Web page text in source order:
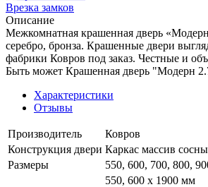
Врезка замков
Описание
Межкомнатная крашенная дверь
серебро, бронза. Крашенные двери
фабрики Ковров под заказ. Честные и
Быть может Крашенная дверь "Модерн
Характеристики
Отзывы
Производитель
Ковров
Конструкция двери Каркас массив
Размеры
550, 600, 700, 800,
550, 600 х 1900 мм